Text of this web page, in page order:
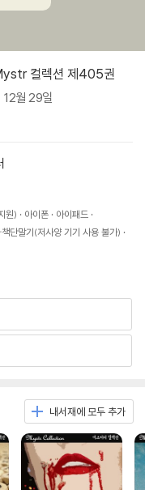
컬렉션 제405권
월 29일
원) 아이폰
아이패드
책단말기(저사양 기기 사용 불가)
내서재에 모두 추가